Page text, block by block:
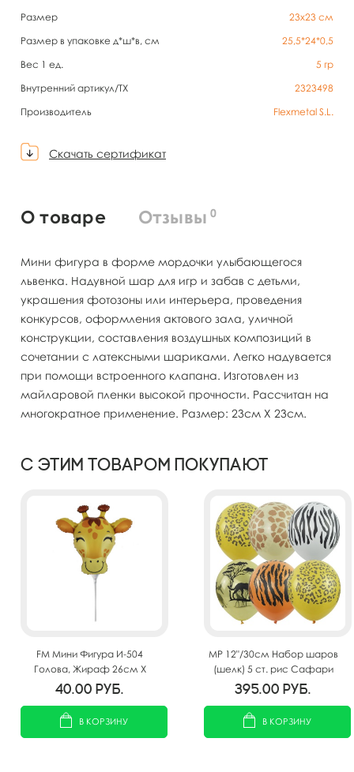
Размер
23х23 см
Размер в упаковке д*ш*в, см
25,5*24*0,5
Вес 1 ед.
5 гр
Внутренний артикул/TX
2323498
Производитель
Flexmetal S.L.
Скачать сертификат
О товаре Отзывы 0
Мини фигура в форме мордочки улыбающегося
львенка. Надувной шар для игр и забав с детьми,
украшения фотозоны или интерьера, проведения
конкурсов, оформления актового зала, уличной
конструкции, составления воздушных композиций в
сочетании с латексными шариками. Легко надувается
при помощи встроенного клапана. Изготовлен из
майларовой пленки высокой прочности. Рассчитан на
многократное применение. Размер: 23см X 23см.
С этим товаром покупают
FM Мини Фигура И-504
Голова, Жираф 26см X
30см
40.00 руб.
В КОРЗИНУ
MP 12"/30см Набор шаров
(шелк) 5 ст. рис Сафари
25шт
395.00 руб.
В КОРЗИНУ